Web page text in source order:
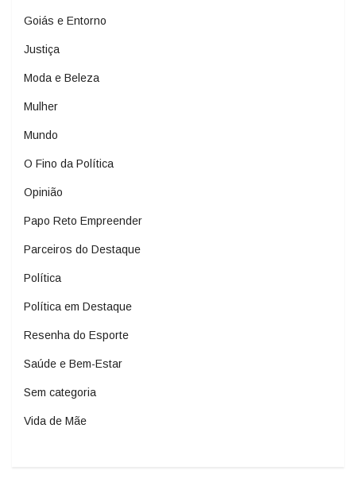
Goiás e Entorno
Justiça
Moda e Beleza
Mulher
Mundo
O Fino da Política
Opinião
Papo Reto Empreender
Parceiros do Destaque
Política
Política em Destaque
Resenha do Esporte
Saúde e Bem-Estar
Sem categoria
Vida de Mãe